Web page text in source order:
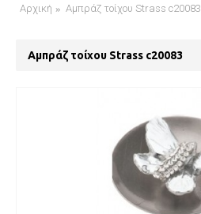
Αρχική Αμπράζ τοίχου Strass c20083
Αμπράζ τοίχου Strass c20083